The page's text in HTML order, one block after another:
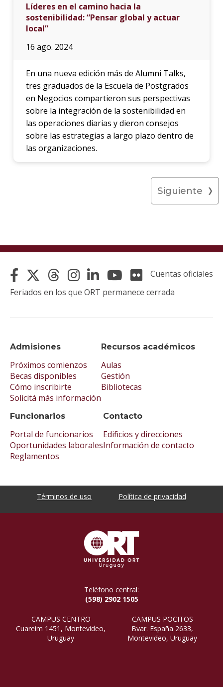
Líderes en el camino hacia la
sostenibilidad: “Pensar global y actuar
local”
16 ago. 2024
En una nueva edición más de Alumni Talks,
tres graduados de la Escuela de Postgrados
en Negocios compartieron sus perspectivas
sobre la integración de la sostenibilidad en
las operaciones diarias y dieron consejos
sobre las estrategias a largo plazo dentro de
las organizaciones.
Siguiente
Admisiones
Próximos comienzos
Becas disponibles
Cómo inscribirte
Solicitá más información
Recursos académicos
Aulas
Gestión
Bibliotecas
Funcionarios
Portal de funcionarios
Oportunidades laborales
Reglamentos
Contacto
Edificios y direcciones
Información de contacto
Cuentas oficiales
Feriados en los que ORT permanece cerrada
Términos de uso Política de privacidad
Teléfono central:
(598) 2902 1505
CAMPUS CENTRO
Cuareim 1451, Montevideo,
Uruguay
CAMPUS POCITOS
Bvar. España 2633,
Montevideo, Uruguay